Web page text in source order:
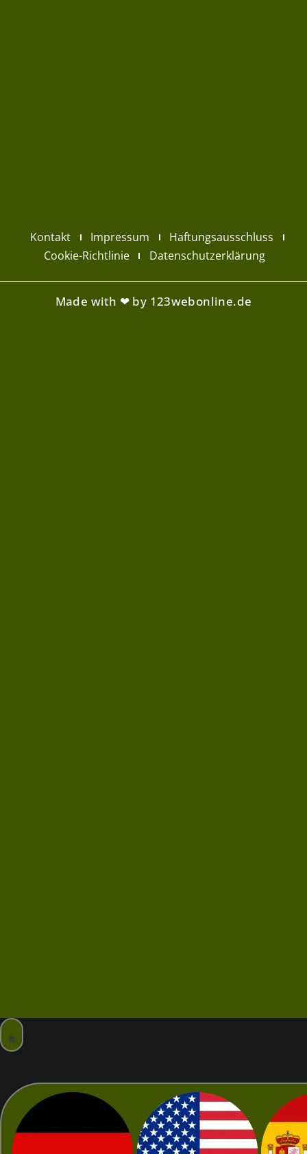
Kontakt Impressum
Haftungsausschluss
Cookie-Richtlinie
Datenschutzerklärung
Made with ❤ by 123webonline.de